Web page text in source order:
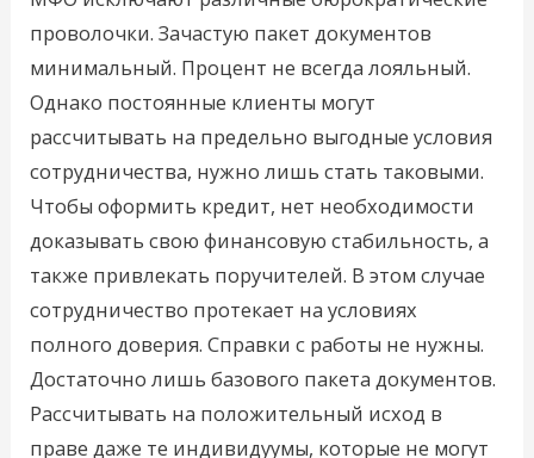
проволочки. Зачастую пакет документов
минимальный. Процент не всегда лояльный.
Однако постоянные клиенты могут
рассчитывать на предельно выгодные условия
сотрудничества, нужно лишь стать таковыми.
Чтобы оформить кредит, нет необходимости
доказывать свою финансовую стабильность, а
также привлекать поручителей. В этом случае
сотрудничество протекает на условиях
полного доверия. Справки с работы не нужны.
Достаточно лишь базового пакета документов.
Рассчитывать на положительный исход в
праве даже те индивидуумы, которые не могут